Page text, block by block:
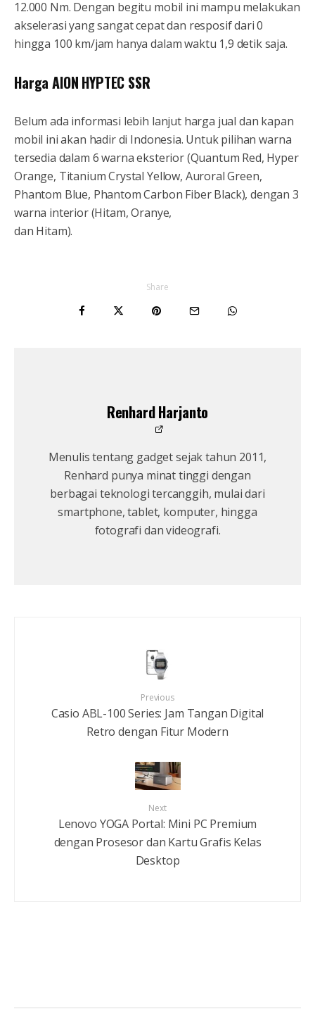
12.000 Nm. Dengan begitu mobil ini mampu melakukan
akselerasi yang sangat cepat dan resposif dari 0
hingga 100 km/jam hanya dalam waktu 1,9 detik saja.
Harga AION HYPTEC SSR
Belum ada informasi lebih lanjut harga jual dan kapan
mobil ini akan hadir di Indonesia. Untuk pilihan warna
tersedia dalam 6 warna eksterior (Quantum Red, Hyper
Orange, Titanium Crystal Yellow, Auroral Green,
Phantom Blue, Phantom Carbon Fiber Black), dengan 3
warna interior (Hitam, Oranye,
dan Hitam).
Share
Renhard Harjanto
Menulis tentang gadget sejak tahun 2011,
Renhard punya minat tinggi dengan
berbagai teknologi tercanggih, mulai dari
smartphone, tablet, komputer, hingga
fotografi dan videografi.
Previous
Casio ABL-100 Series: Jam Tangan Digital
Retro dengan Fitur Modern
Next
Lenovo YOGA Portal: Mini PC Premium
dengan Prosesor dan Kartu Grafis Kelas
Desktop